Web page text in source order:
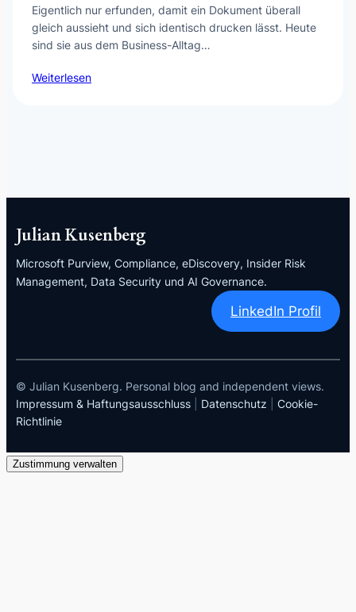
Eigentlich nur erfunden, damit ein Dokument überall
gleich aussieht und sich identisch drucken lässt. Heute
sind sie aus dem Business-Alltag…
Weiterlesen
Julian Kusenberg
Microsoft Purview, Compliance, eDiscovery, Insider Risk
Management, Data Security und AI Governance.
LinkedIn Profil
© Julian Kusenberg. Personal blog and independent views.
Impressum & Haftungsausschluss
Datenschutz
Cookie-
Richtlinie
Zustimmung verwalten